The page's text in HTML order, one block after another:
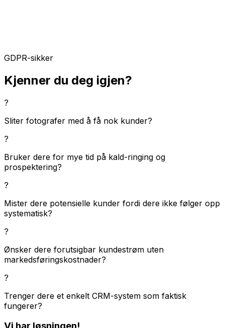
GDPR-sikker
Kjenner du deg igjen?
?
Sliter fotografer med å få nok kunder?
?
Bruker dere for mye tid på kald-ringing og
prospektering?
?
Mister dere potensielle kunder fordi dere ikke følger opp
systematisk?
?
Ønsker dere forutsigbar kundestrøm uten
markedsføringskostnader?
?
Trenger dere et enkelt CRM-system som faktisk
fungerer?